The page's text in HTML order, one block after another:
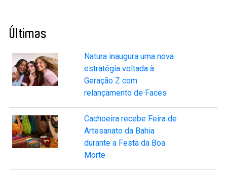
Últimas
Natura inaugura uma nova
estratégia voltada à
Geração Z com
relançamento de Faces
Cachoeira recebe Feira de
Artesanato da Bahia
durante a Festa da Boa
Morte